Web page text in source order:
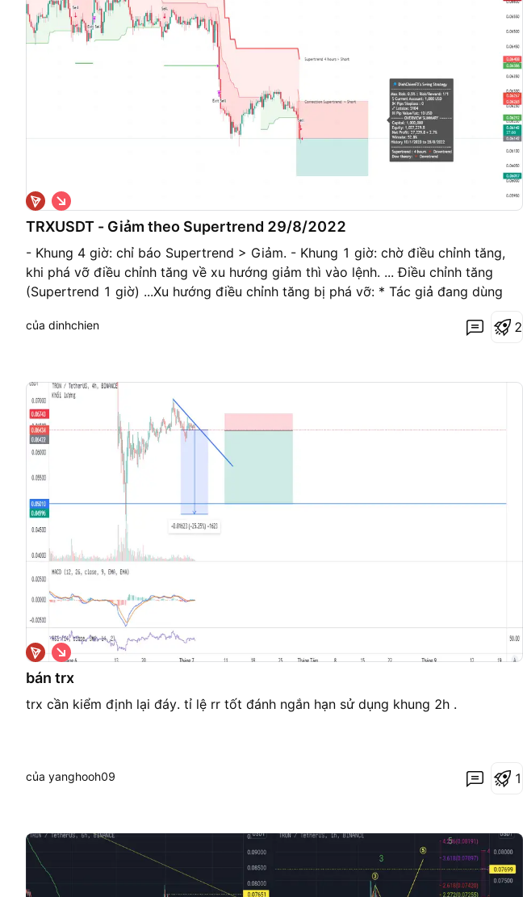
TRXUSDT - Giảm theo Supertrend 29/8/2022
- Khung 4 giờ: chỉ báo Supertrend > Giảm. - Khung 1 giờ: chờ điều chỉnh tăng,
khi phá vỡ điều chỉnh tăng về xu hướng giảm thì vào lệnh. ... Điều chỉnh tăng
(Supertrend 1 giờ) ...Xu hướng điều chỉnh tăng bị phá vỡ: * Tác giả đang dùng
future.
G
i
á
x
u
ố
n
g
của dinhchien 2
bán trx
trx cần kiểm định lại đáy. tỉ lệ rr tốt đánh ngắn hạn sử dụng khung 2h .
G
i
á
u
ố
của yanghooh09 1